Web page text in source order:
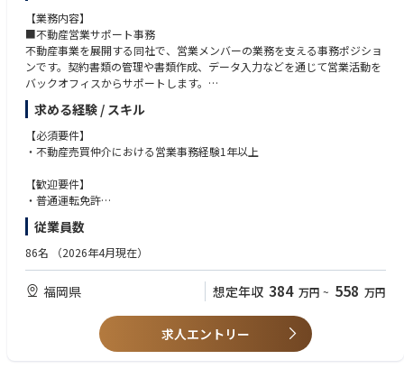
【業務内容】
■不動産営業サポート事務
不動産事業を展開する同社で、営業メンバーの業務を支える事務ポジショ
ンです。契約書類の管理や書類作成、データ入力などを通じて営業活動を
バックオフィスからサポートします。
部署内で連携しながら業務を進めるため、コミュニケーションを取りなが
ら働ける環境です。事務経験を活かし、安定した環境で長く働きたい方に
適したポジションです。
・物件情報のデータ入力
・売買契約書、重要事項説明書作成補助など
・請求書、その他営業資料などの書類作成
拡大する会社の縁の下の力持ちとして、不動産部門を支える役割です。
会社の売上を支える部署の黒子として社員から頼りにされます。
求める経験 / スキル
【必須要件】
・不動産売買仲介における営業事務経験1年以上
【歓迎要件】
・普通運転免許
・不動産業界での営業経験
・宅地建物取引士資格
・主体的に業務に取り組める方
・論理的に物事を考えられる方
・調整力・コミュニケーション力のある方
・責任感を持って業務に取り組める方
従業員数
86名 （2026年4月現在）
福岡県 想定年収 384 万円 ~ 558 万円
求人エントリー